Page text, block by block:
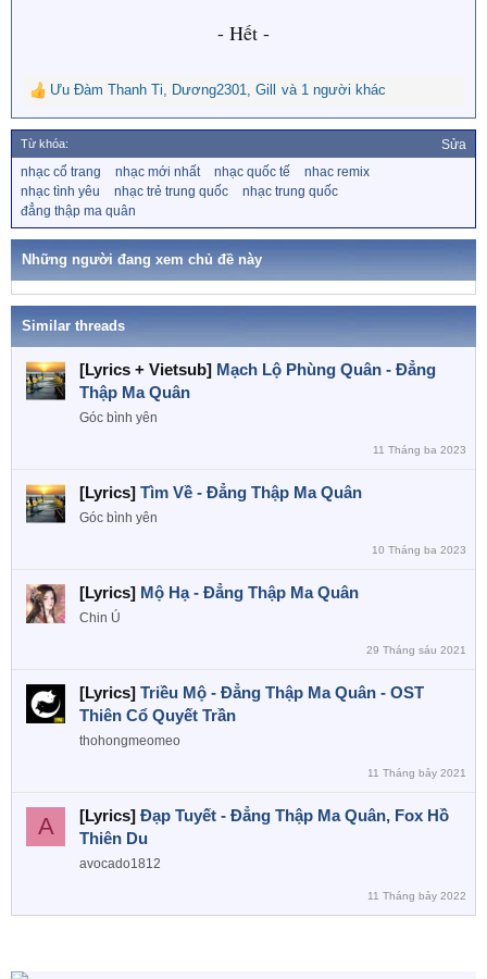
- Hết -
R
e
a
c
t
i
o
s
Ưu Đàm Thanh Ti Dương2301 Gill và 1 người khác
Từ khóa: Sửa
nhạc cổ trang nhạc mới nhất nhạc quốc tế
nhac remix
nhạc tình yêu
nhạc trẻ trung quốc
nhạc trung quốc
đẳng thập ma quân
Những người đang xem chủ đề này
Similar threads
[Lyrics + Vietsub] Mạch Lộ Phùng Quân - Đẳng
Thập Ma Quân
Góc bình yên
11 Tháng ba 2023
[Lyrics] Tìm Về - Đẳng Thập Ma Quân
Góc bình yên
10 Tháng ba 2023
[Lyrics] Mộ Hạ - Đẳng Thập Ma Quân
Chin Ú
29 Tháng sáu 2021
[Lyrics] Triều Mộ - Đẳng Thập Ma Quân - OST
Thiên Cổ Quyết Trần
thohongmeomeo
11 Tháng bảy 2021
A [Lyrics] Đạp Tuyết - Đẳng Thập Ma Quân, Fox Hồ
Thiên Du
avocado1812
11 Tháng bảy 2022